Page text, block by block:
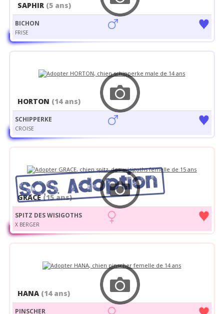
SAPHIR (5 ans)
BICHON
FRISE
HORTON (14 ans)
SCHIPPERKE
CROISE
GRACE(15 ans)
SPITZ DES WISIGOTHS
X BERGER
HANA (14 ans)
PINSCHER